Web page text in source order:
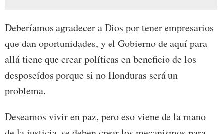
Deberíamos agradecer a Dios por tener empresarios
que dan oportunidades, y el Gobierno de aquí para
allá tiene que crear políticas en beneficio de los
desposeídos porque si no Honduras será un
problema.
Deseamos vivir en paz, pero eso viene de la mano